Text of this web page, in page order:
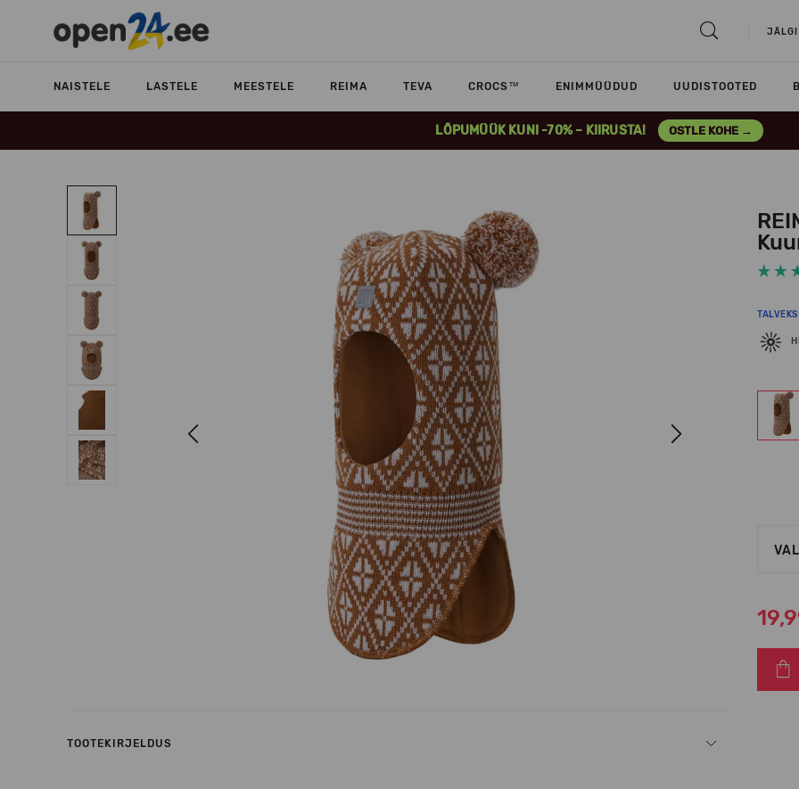
JÄLGI
NAISTELE LASTELE MEESTELE REIMA TEVA CROCS™ ENIMMÜÜDUD UUDISTOOTED
LÕPUMÜÜK KUNI -70% – KIIRUSTA! OSTLE KOHE →
Next
TALVEKS
TOOTEKIRJELDUS